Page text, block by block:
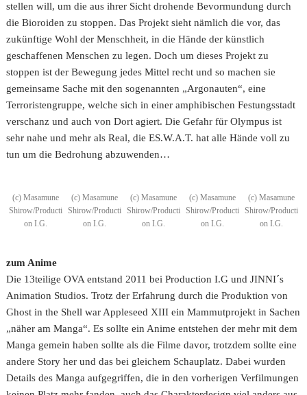
stellen will, um die aus ihrer Sicht drohende Bevormundung durch
die Bioroiden zu stoppen. Das Projekt sieht nämlich die vor, das
zukünftige Wohl der Menschheit, in die Hände der künstlich
geschaffenen Menschen zu legen. Doch um dieses Projekt zu
stoppen ist der Bewegung jedes Mittel recht und so machen sie
gemeinsame Sache mit den sogenannten „Argonauten“, eine
Terroristengruppe, welche sich in einer amphibischen Festungsstadt
verschanz und auch von Dort agiert. Die Gefahr für Olympus ist
sehr nahe und mehr als Real, die ES.W.A.T. hat alle Hände voll zu
tun um die Bedrohung abzuwenden…
(c) Masamune
Shirow/Producti
on I.G.
(c) Masamune
Shirow/Producti
on I.G.
(c) Masamune
Shirow/Producti
on I.G.
(c) Masamune
Shirow/Producti
on I.G.
(c) Masamune
Shirow/Producti
on I.G.
zum Anime
Die 13teilige OVA entstand 2011 bei Production I.G und JINNI´s
Animation Studios. Trotz der Erfahrung durch die Produktion von
Ghost in the Shell war Appleseed XIII ein Mammutprojekt in Sachen
„näher am Manga“. Es sollte ein Anime entstehen der mehr mit dem
Manga gemein haben sollte als die Filme davor, trotzdem sollte eine
andere Story her und das bei gleichem Schauplatz. Dabei wurden
Details des Manga aufgegriffen, die in den vorherigen Verfilmungen